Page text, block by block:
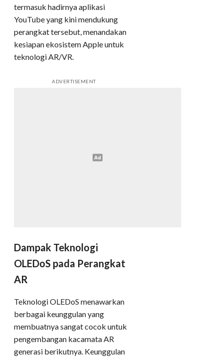
termasuk hadirnya aplikasi
YouTube yang kini mendukung
perangkat tersebut, menandakan
kesiapan ekosistem Apple untuk
teknologi AR/VR.
ADVERTISEMENT
Dampak Teknologi
OLEDoS pada Perangkat
AR
Teknologi OLEDoS menawarkan
berbagai keunggulan yang
membuatnya sangat cocok untuk
pengembangan kacamata AR
generasi berikutnya. Keunggulan